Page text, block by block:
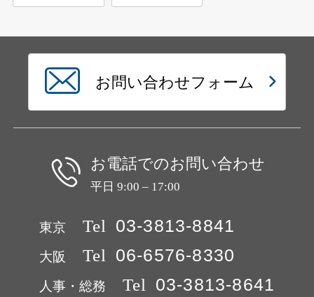
お問い合わせフォーム
お電話でのお問い合わせ
平日 9:00 – 17:00
東京 Tel 03-3813-8841
大阪 Tel 06-6576-8330
人事・総務 Tel 03-3813-8641